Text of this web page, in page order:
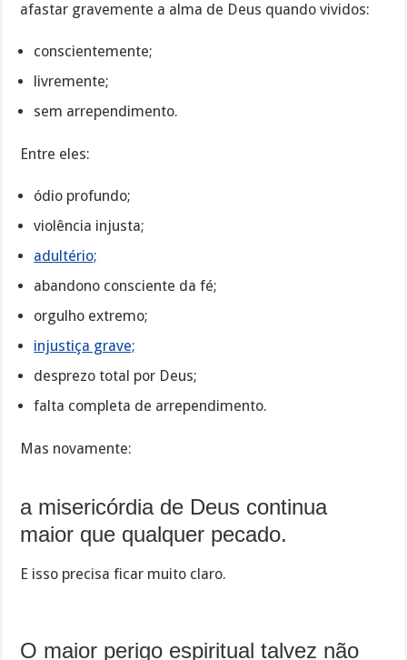
afastar gravemente a alma de Deus quando vividos:
conscientemente;
livremente;
sem arrependimento.
Entre eles:
ódio profundo;
violência injusta;
adultério;
abandono consciente da fé;
orgulho extremo;
injustiça grave;
desprezo total por Deus;
falta completa de arrependimento.
Mas novamente:
a misericórdia de Deus continua
maior que qualquer pecado.
E isso precisa ficar muito claro.
O maior perigo espiritual talvez não